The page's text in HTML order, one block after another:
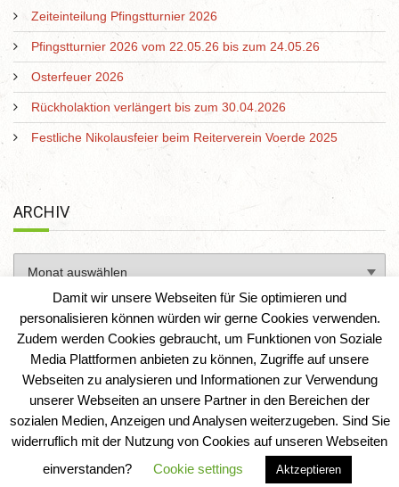
Zeiteinteilung Pfingstturnier 2026
Pfingstturnier 2026 vom 22.05.26 bis zum 24.05.26
Osterfeuer 2026
Rückholaktion verlängert bis zum 30.04.2026
Festliche Nikolausfeier beim Reiterverein Voerde 2025
ARCHIV
Reiterverein Voerde e. V.|IT-Solution-AD
Damit wir unsere Webseiten für Sie optimieren und
personalisieren können würden wir gerne Cookies verwenden.
Zudem werden Cookies gebraucht, um Funktionen von Soziale
Media Plattformen anbieten zu können, Zugriffe auf unsere
Webseiten zu analysieren und Informationen zur Verwendung
unserer Webseiten an unsere Partner in den Bereichen der
sozialen Medien, Anzeigen und Analysen weiterzugeben. Sind Sie
widerruflich mit der Nutzung von Cookies auf unseren Webseiten
einverstanden?
Cookie settings Aktzeptieren